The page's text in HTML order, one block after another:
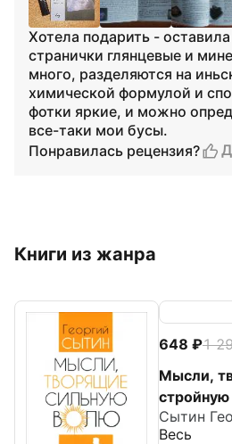
Хотела подарить -
странички глянцевые и
много, разделяются на
химической формулой и
фотки яркие, и можно
все-таки мои бусы.
Понравилась рецензия?
Книги из жанра
648 1
Мысли,
Весь